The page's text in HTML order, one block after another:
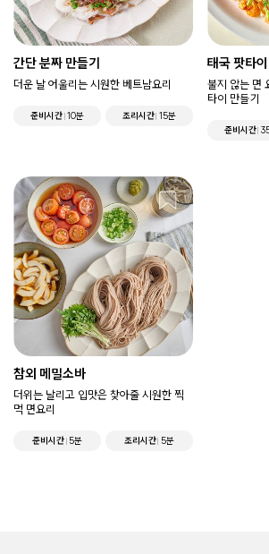
간단 분짜 만들기
더운 날 어울리는 시원한 베트남요리
준비시간 10분 조리시간 15분
태국 팟타이
불지 않는 면
타이 만들기
준비시간
참외 메밀소바
더위는 날리고 입맛은 찾아줄 시원한 찍
먹 면요리
준비시간 5분 조리시간 5분